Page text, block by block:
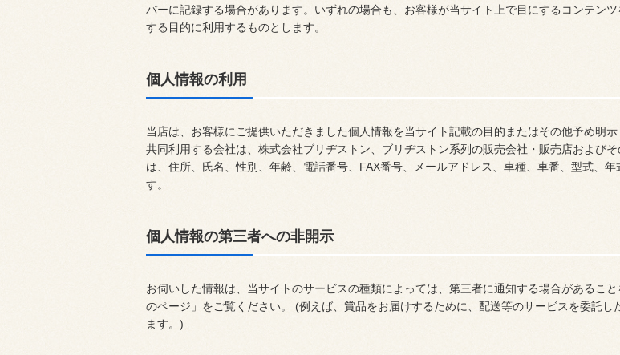
バーに記録する場合があります。いずれの場合も、お客様が当サイト上で目にするコンテン
する目的に利用するものとします。
個人情報の利用
当店は、お客様にご提供いただきました個人情報を当サイト記載の目的またはその他予め明
共同利用する会社は、株式会社ブリヂストン、ブリヂストン系列の販売会社・販売店および
は、住所、氏名、性別、年齢、電話番号、FAX番号、メールアドレス、車種、車番、型式、
す。
個人情報の第三者への非開示
お伺いした情報は、当サイトのサービスの種類によっては、第三者に通知する場合があるこ
のページ」をご覧ください。 (例えば、賞品をお届けするために、配送等のサービスを委託
ます。)